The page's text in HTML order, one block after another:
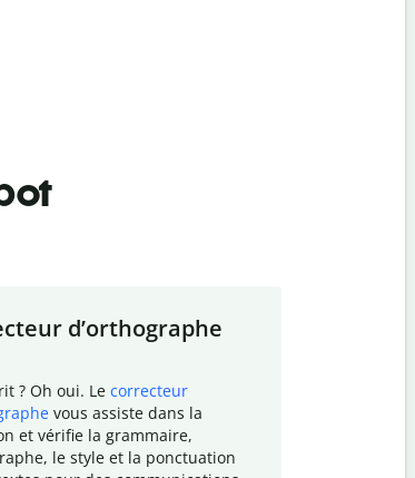
d’orthographe
? Oh oui. Le correcteur
vous assiste dans la
et vérifie la grammaire,
le style et la ponctuation